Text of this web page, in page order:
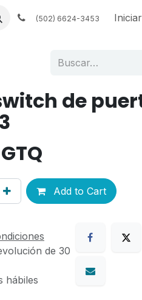
de fábrica Empleos
(502) 6624-3453
de
GTQ
Add to Cart
de 30
hábiles